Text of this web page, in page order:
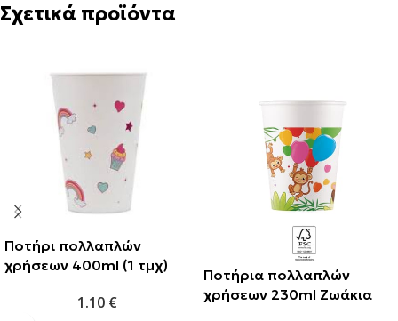
Σχετικά προϊόντα
Ποτήρι πολλαπλών
χρήσεων 400ml (1 τμχ)
1.10 €
Ποτήρια πολλαπλών
χρήσεων 230ml Ζωάκια